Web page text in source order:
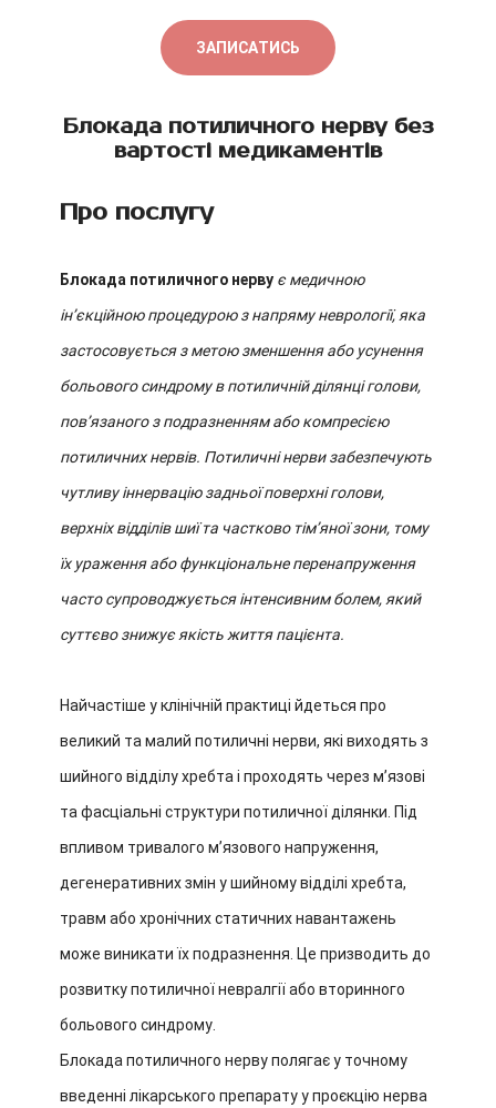
ЗАПИСАТИСЬ
Блокада потиличного нерву без
вартості медикаментів
Про послугу
Блокада потиличного нерву є медичною
ін’єкційною процедурою з напряму неврології, яка
застосовується з метою зменшення або усунення
больового синдрому в потиличній ділянці голови,
пов’язаного з подразненням або компресією
потиличних нервів. Потиличні нерви забезпечують
чутливу іннервацію задньої поверхні голови,
верхніх відділів шиї та частково тім’яної зони, тому
їх ураження або функціональне перенапруження
часто супроводжується інтенсивним болем, який
суттєво знижує якість життя пацієнта.
Найчастіше у клінічній практиці йдеться про
великий та малий потиличні нерви, які виходять з
шийного відділу хребта і проходять через м’язові
та фасціальні структури потиличної ділянки. Під
впливом тривалого м’язового напруження,
дегенеративних змін у шийному відділі хребта,
травм або хронічних статичних навантажень
може виникати їх подразнення. Це призводить до
розвитку потиличної невралгії або вторинного
больового синдрому.
Блокада потиличного нерву полягає у точному
введенні лікарського препарату у проєкцію нерва